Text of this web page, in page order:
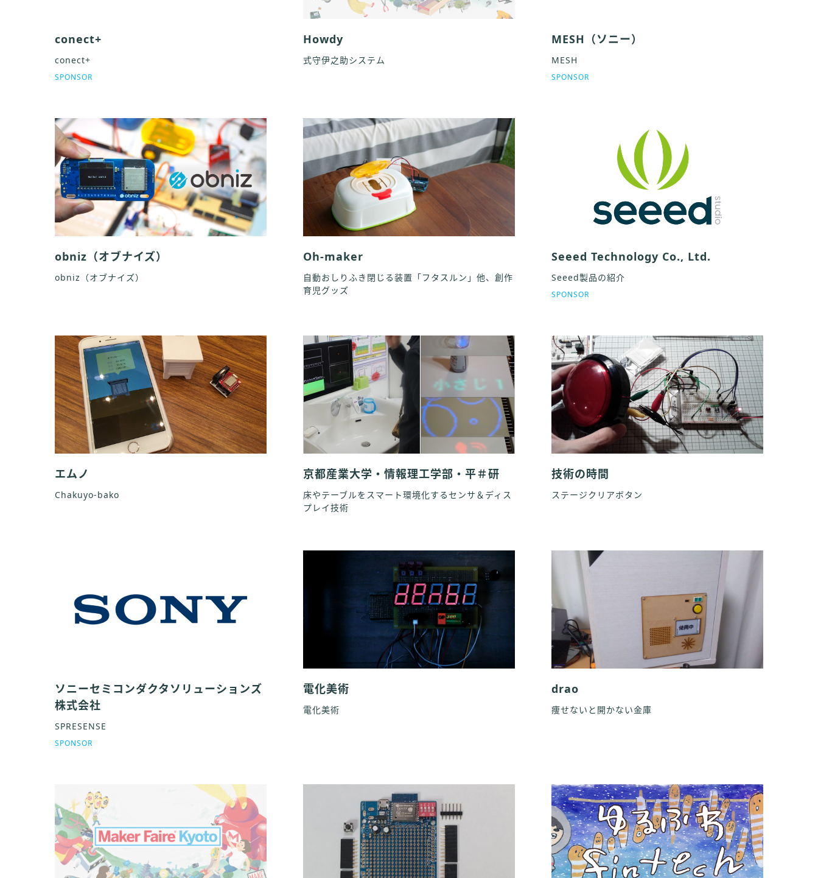
conect+
conect+
SPONSOR
Howdy
式守伊之助システム
MESH（ソニー）
MESH
SPONSOR
obniz（オブナイズ）
obniz（オブナイズ）
Oh-maker
自動おしりふき閉じる装置「フタスルン」他、創作
育児グッズ
Seeed Technology Co., Ltd.
Seeed製品の紹介
SPONSOR
エムノ
Chakuyo-bako
京都産業大学・情報理工学部・平＃研
床やテーブルをスマート環境化するセンサ＆ディス
プレイ技術
技術の時間
ステージクリアボタン
ソニーセミコンダクタソリューションズ
株式会社
SPRESENSE
SPONSOR
電化美術
電化美術
drao
痩せないと開かない金庫